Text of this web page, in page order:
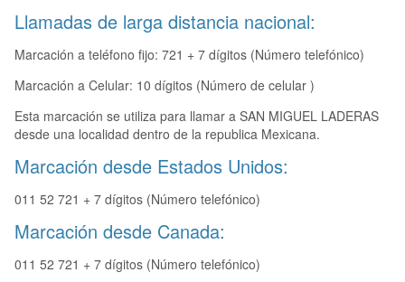
Llamadas de larga distancia nacional:
Marcación a teléfono fijo: 721 + 7 dígitos (Número telefónico)
Marcación a Celular: 10 dígitos (Número de celular )
Esta marcación se utiliza para llamar a SAN MIGUEL LADERAS
desde una localidad dentro de la republica Mexicana.
Marcación desde Estados Unidos:
011 52 721 + 7 dígitos (Número telefónico)
Marcación desde Canada:
011 52 721 + 7 dígitos (Número telefónico)